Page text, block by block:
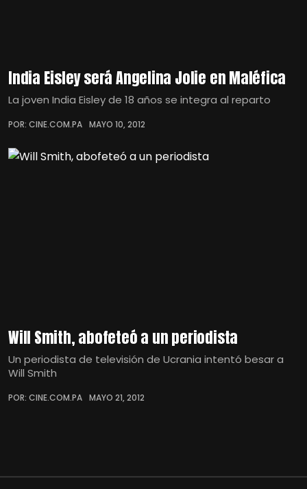
India Eisley será Angelina Jolie en Maléfica
La joven India Eisley de 18 años se integra al reparto
POR: CINE.COM.PA MAYO 10, 2012
Will Smith, abofeteó a un periodista
Un periodista de televisión de Ucrania intentó besar a
Will Smith
POR: CINE.COM.PA MAYO 21, 2012